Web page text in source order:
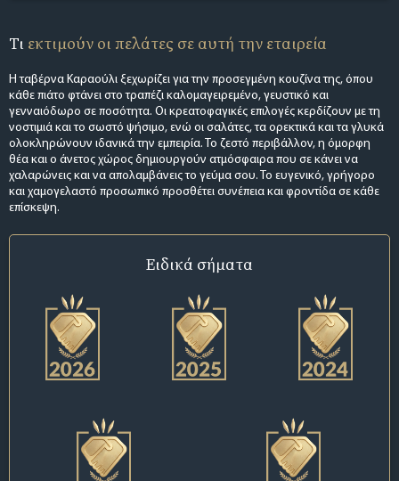
Τι εκτιμούν οι πελάτες σε αυτή την εταιρεία
Η ταβέρνα Καραούλι ξεχωρίζει για την προσεγμένη κουζίνα της, όπου
κάθε πιάτο φτάνει στο τραπέζι καλομαγειρεμένο, γευστικό και
γενναιόδωρο σε ποσότητα. Οι κρεατοφαγικές επιλογές κερδίζουν με τη
νοστιμιά και το σωστό ψήσιμο, ενώ οι σαλάτες, τα ορεκτικά και τα γλυκά
ολοκληρώνουν ιδανικά την εμπειρία. Το ζεστό περιβάλλον, η όμορφη
θέα και ο άνετος χώρος δημιουργούν ατμόσφαιρα που σε κάνει να
χαλαρώνεις και να απολαμβάνεις το γεύμα σου. Το ευγενικό, γρήγορο
και χαμογελαστό προσωπικό προσθέτει συνέπεια και φροντίδα σε κάθε
επίσκεψη.
Ειδικά σήματα